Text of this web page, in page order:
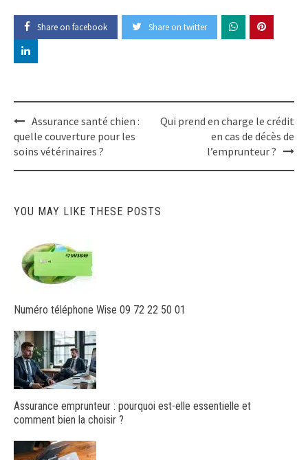
Share on facebook Share on twitter
Post
navigation
Assurance santé chien :
quelle couverture pour les
soins vétérinaires ?
Qui prend en charge le crédit
en cas de décès de
l’emprunteur ?
YOU MAY LIKE THESE POSTS
Numéro téléphone Wise 09 72 22 50 01
Assurance emprunteur : pourquoi est-elle essentielle et
comment bien la choisir ?